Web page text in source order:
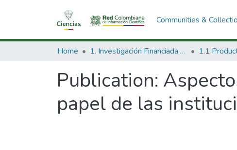
Communities &
Home 1. Investigación Financiada con Recursos Públicos
Publication:
papel de las